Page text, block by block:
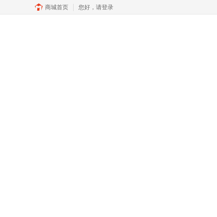
商城首页 您好， 请登录